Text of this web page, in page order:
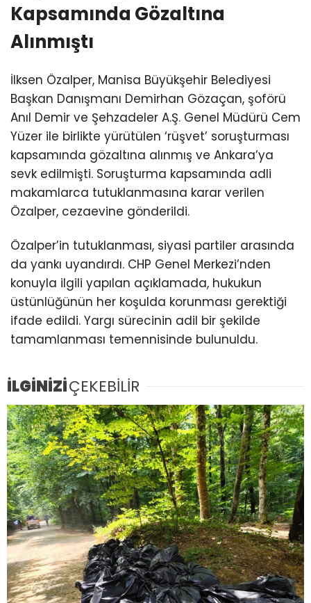
Kapsamında Gözaltına
Alınmıştı
İlksen Özalper, Manisa Büyükşehir Belediyesi
Başkan Danışmanı Demirhan Gözaçan, şoförü
Anıl Demir ve Şehzadeler A.Ş. Genel Müdürü Cem
Yüzer ile birlikte yürütülen ‘rüşvet’ soruşturması
kapsamında gözaltına alınmış ve Ankara’ya
sevk edilmişti. Soruşturma kapsamında adli
makamlarca tutuklanmasına karar verilen
Özalper, cezaevine gönderildi.
Özalper’in tutuklanması, siyasi partiler arasında
da yankı uyandırdı. CHP Genel Merkezi’nden
konuyla ilgili yapılan açıklamada, hukukun
üstünlüğünün her koşulda korunması gerektiği
ifade edildi. Yargı sürecinin adil bir şekilde
tamamlanması temennisinde bulunuldu.
İLGİNİZİÇEKEBİLİR